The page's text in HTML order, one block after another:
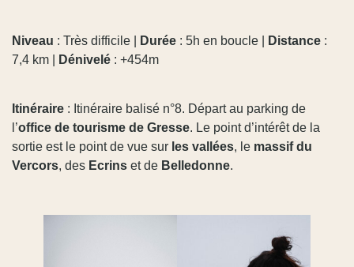
Niveau : Très difficile | Durée : 5h en boucle | Distance :
7,4 km |
Dénivelé : +454m
Itinéraire : Itinéraire balisé n°8. Départ au parking de
l’office de tourisme de Gresse. Le point d’intérêt de la
sortie est le point de vue sur les vallées, le massif du
Vercors, des Ecrins et de Belledonne.